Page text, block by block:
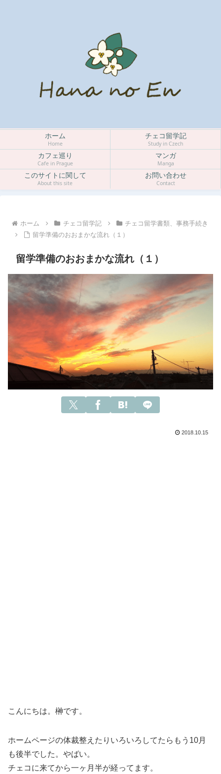
ホーム
Home
チェコ留学記
Study in Czech
カフェ巡り
Cafe in Prague
マンガ
Manga
このサイトに関して
About this site
お問い合わせ
Contact
ホーム チェコ留学記
チェコ留学書類、事務手続き
留学準備のおおまかな流れ（１）
留学準備のおおまかな流れ（１）
2018.10.15
こんにちは。榊です。
ホームページの体裁整えたりいろいろしてたらもう10月
も後半でした。やばい。
チェコに来てから一ヶ月半が経ってます。